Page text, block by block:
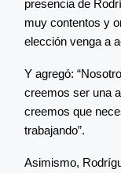
presencia de
muy contentos y
elección venga a
Y agregó:
creemos ser una
creemos que
trabajando”.
Asimismo,